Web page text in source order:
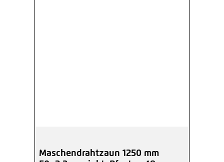
Maschendrahtzaun 1250 mm